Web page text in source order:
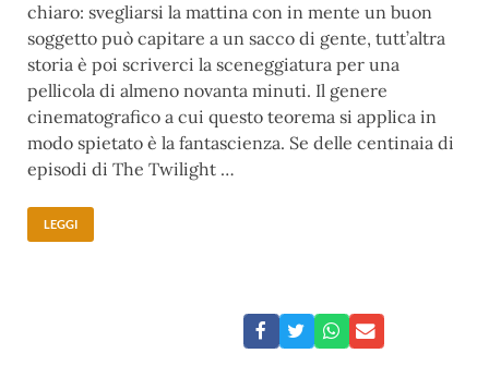
chiaro: svegliarsi la mattina con in mente un buon
soggetto può capitare a un sacco di gente, tutt’altra
storia è poi scriverci la sceneggiatura per una
pellicola di almeno novanta minuti. Il genere
cinematografico a cui questo teorema si applica in
modo spietato è la fantascienza. Se delle centinaia di
episodi di The Twilight …
LEGGI